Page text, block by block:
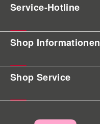
Service-Hotline
Shop Informationen
Shop Service